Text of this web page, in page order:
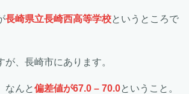
長崎県立長崎西高等学校というところで
が、長崎市にあります。
なんと偏差値が67.0 – 70.0ということ。